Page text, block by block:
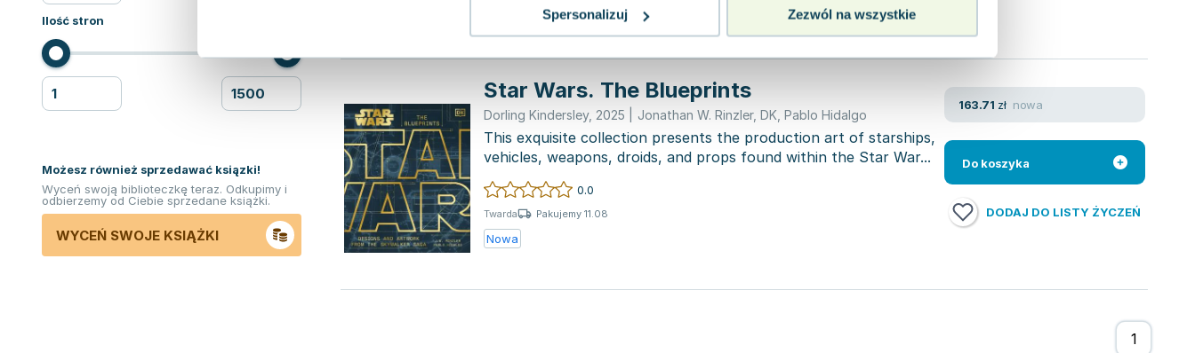
Spersonalizuj Zezwól na wszystkie
Ilość stron
Możesz również sprzedawać ksiązki!
Wyceń swoją biblioteczkę teraz. Odkupimy i
odbierzemy od Ciebie sprzedane książki.
WYCEŃ SWOJE KSIĄŻKI
Pakujemy 10.08
Używana
Star Wars. The Blueprints
Dorling Kindersley, 2025 Jonathan W. Rinzler, DK Pablo Hidalgo
This exquisite collection presents the production art of starships,
vehicles, weapons, droids, and props found within the Star War...
0.0
Twarda Pakujemy 11.08
Nowa
163.71 zł nowa
Do koszyka
DODAJ DO LISTY ŻYCZEŃ